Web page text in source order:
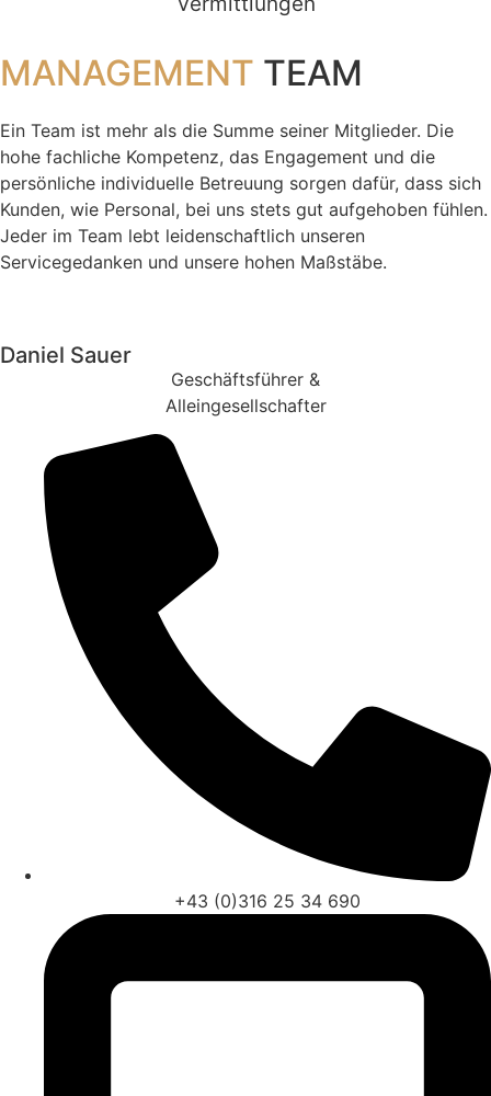
MANAGEMENT TEAM
Ein Team ist mehr als die Summe seiner Mitglieder. Die
hohe fachliche Kompetenz, das Engagement und die
persönliche individuelle Betreuung sorgen dafür, dass sich
Kunden, wie Personal, bei uns stets gut aufgehoben fühlen.
Jeder im Team lebt leidenschaftlich unseren
Servicegedanken und unsere hohen Maßstäbe.
Daniel Sauer
Geschäftsführer &
Alleingesellschafter
+43 (0)316 25 34 690